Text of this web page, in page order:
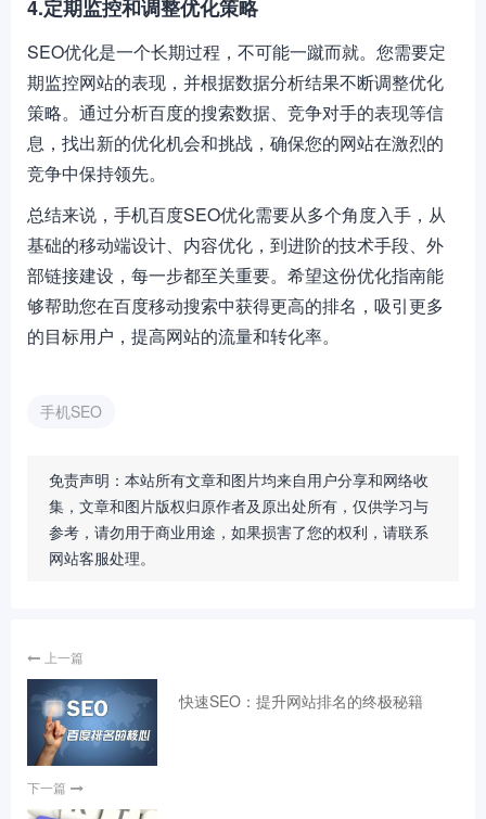
4.定期监控和调整优化策略
SEO优化是一个长期过程，不可能一蹴而就。您需要定
期监控网站的表现，并根据数据分析结果不断调整优化
策略。通过分析百度的搜索数据、竞争对手的表现等信
息，找出新的优化机会和挑战，确保您的网站在激烈的
竞争中保持领先。
总结来说，手机百度SEO优化需要从多个角度入手，从
基础的移动端设计、内容优化，到进阶的技术手段、外
部链接建设，每一步都至关重要。希望这份优化指南能
够帮助您在百度移动搜索中获得更高的排名，吸引更多
的目标用户，提高网站的流量和转化率。
手机SEO
免责声明：本站所有文章和图片均来自用户分享和网络收
集，文章和图片版权归原作者及原出处所有，仅供学习与
参考，请勿用于商业用途，如果损害了您的权利，请联系
网站客服处理。
上一篇
快速SEO：提升网站排名的终极秘籍
下一篇